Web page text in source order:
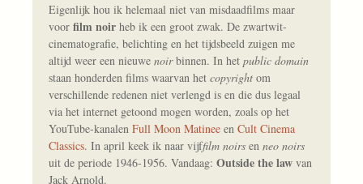
Eigenlijk hou ik helemaal niet van misdaadfilms maar
voor film noir heb ik een groot zwak. De zwartwit-
cinematografie, belichting en het tijdsbeeld zuigen me
altijd weer een nieuwe noirbinnen. In het public domain
staan honderden films waarvan het copyright om
verschillende redenen niet verlengd is en die dus legaal
via het internet getoond mogen worden, zoals op het
YouTube-kanalen Full Moon Matinee en Cult Cinema
Classics. In april keek ik naar vijffilm noirs en neo noirs
uit de periode 1946-1956. Vandaag: Outside the law van
Jack Arnold.